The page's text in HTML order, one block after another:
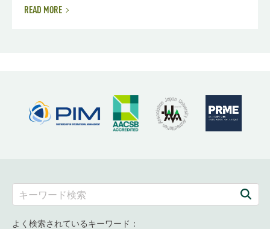
READ MORE
よく検索されているキーワード：